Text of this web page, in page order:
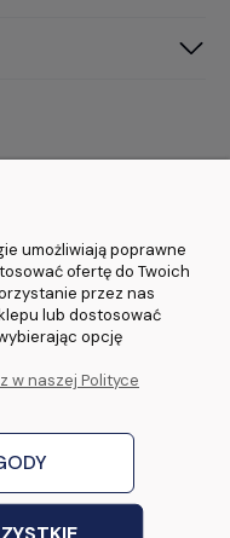
4.9/5.0 (120+
opinii)
zastrzeżone.
Lorenz
NIP: 9730587206 REGON:
Premium
umożliwiają poprawne
ofertę do Twoich
przez nas
lub dostosować
opcję
w naszej Polityce